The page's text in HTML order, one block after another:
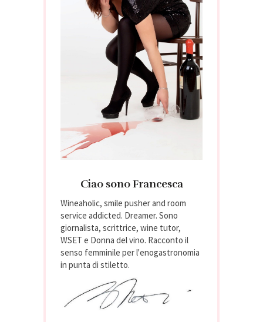
Ciao sono Francesca
Wineaholic, smile pusher and room
service addicted. Dreamer. Sono
giornalista, scrittrice, wine tutor,
WSET e Donna del vino. Racconto il
senso femminile per l'enogastronomia
in punta di stiletto.